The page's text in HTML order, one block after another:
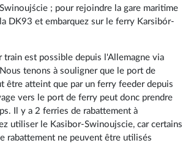
; pour rejoindre la gare maritime
DK93 et embarquez sur le ferry Karsibór-
train est possible depuis l'Allemagne via
tenons à souligner que le port de
être atteint que par un ferry feeder depuis
vers le port de ferry peut donc prendre
Il y a 2 ferries de rabattement à
utiliser le Kasibor-Swinoujscie, car certains
rabattement ne peuvent être utilisés